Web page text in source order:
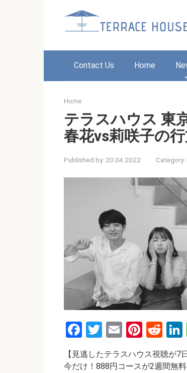
Contact Us Home
Home
テラスハウス 東
春花vs莉咲子の
Published by: 20.04.2022 Category:
F
a
ce
T
wi
tt
E
ail
Pi
nt
er
R
e
d
【見逃したテラスハウス視聴が7
今だけ！888円コースが2週間無